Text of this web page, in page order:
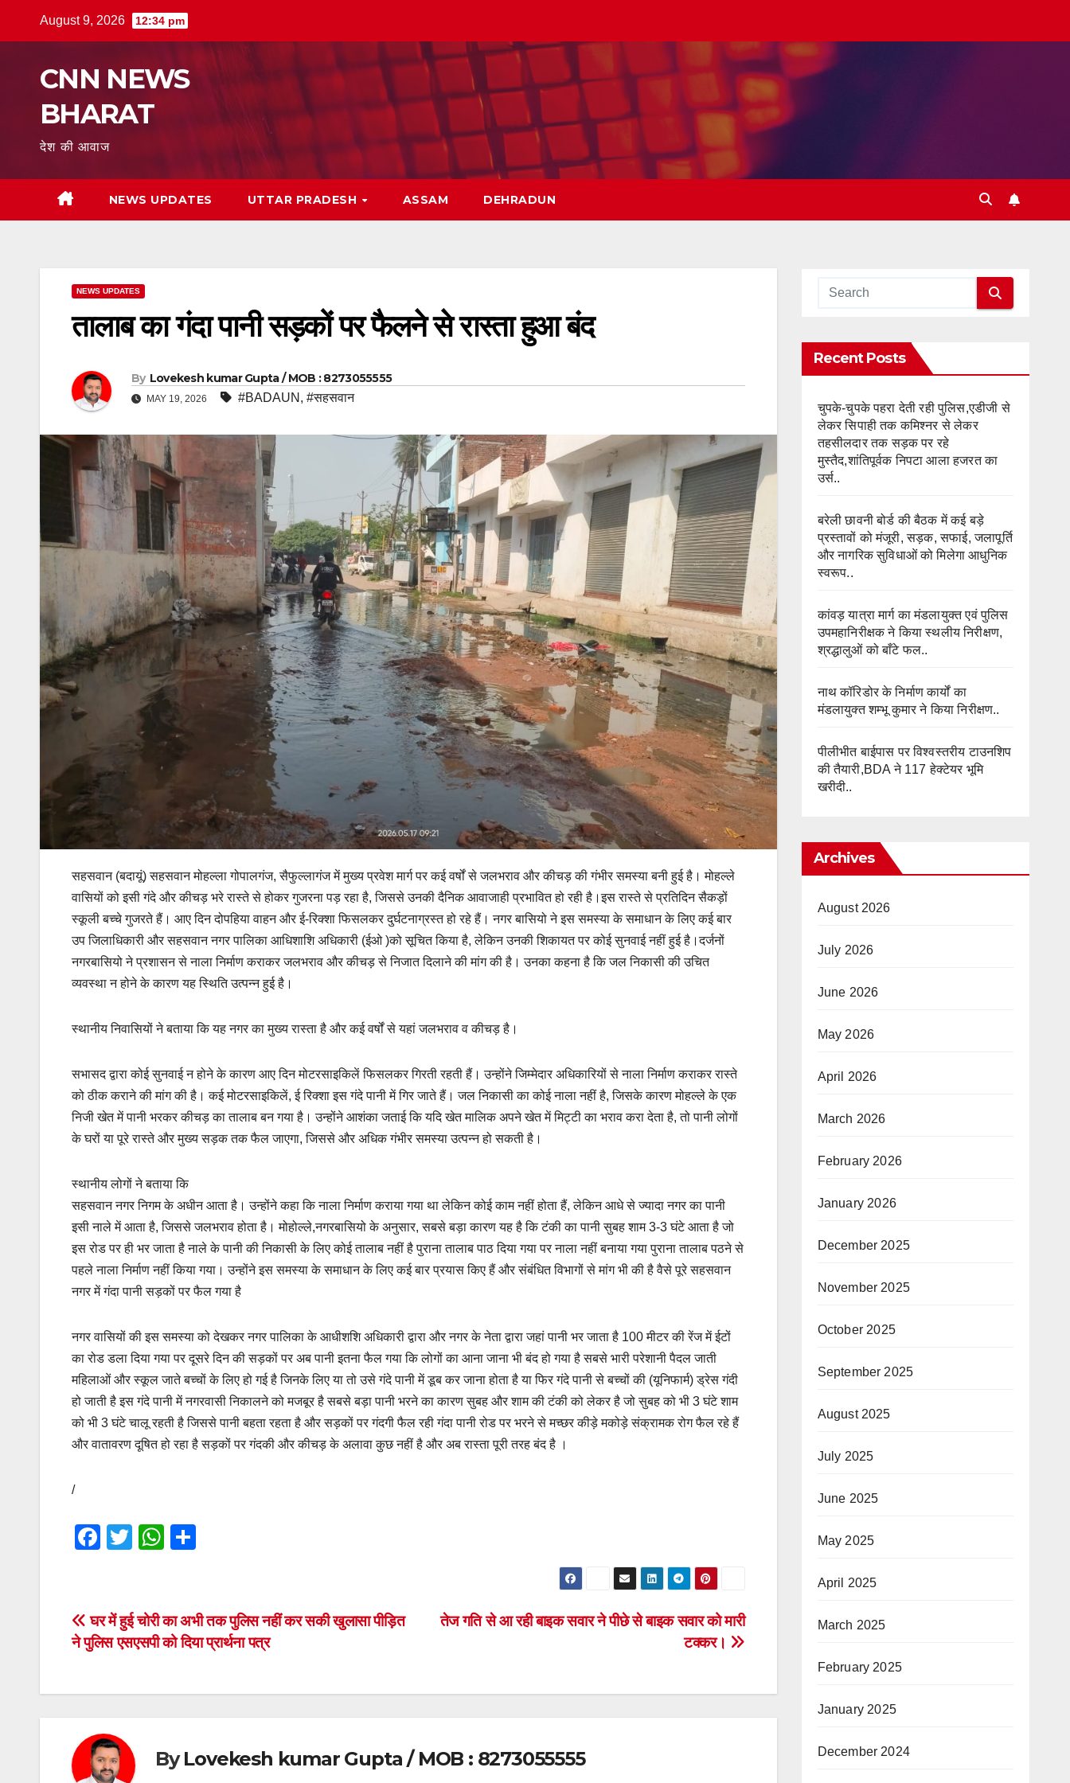
August 9, 2026 12:34 pm
CNN NEWS
BHARAT
देश की आवाज
NEWS UPDATES UTTAR PRADESH ASSAM DEHRADUN
NEWS UPDATES
तालाब का गंदा पानी सड़कों पर फैलने से रास्ता हुआ बंद
By Lovekesh kumar Gupta / MOB : 8273055555
MAY 19, 2026 #BADAUN , #सहसवान
सहसवान (बदायूं) सहसवान मोहल्ला गोपालगंज, सैफुल्लागंज में मुख्य प्रवेश मार्ग पर कई वर्षों से जलभराव और कीचड़ की गंभीर समस्या बनी हुई है। मोहल्ले
वासियों को इसी गंदे और कीचड़ भरे रास्ते से होकर गुजरना पड़ रहा है, जिससे उनकी दैनिक आवाजाही प्रभावित हो रही है।इस रास्ते से प्रतिदिन सैकड़ों
स्कूली बच्चे गुजरते हैं। आए दिन दोपहिया वाहन और ई-रिक्शा फिसलकर दुर्घटनाग्रस्त हो रहे हैं। नगर बासियो ने इस समस्या के समाधान के लिए कई बार
उप जिलाधिकारी और सहसवान नगर पालिका आधिशाशि अधिकारी (ईओ )को सूचित किया है, लेकिन उनकी शिकायत पर कोई सुनवाई नहीं हुई है।दर्जनों
नगरबासियो ने प्रशासन से नाला निर्माण कराकर जलभराव और कीचड़ से निजात दिलाने की मांग की है। उनका कहना है कि जल निकासी की उचित
व्यवस्था न होने के कारण यह स्थिति उत्पन्न हुई है।
स्थानीय निवासियों ने बताया कि यह नगर का मुख्य रास्ता है और कई वर्षों से यहां जलभराव व कीचड़ है।
सभासद द्वारा कोई सुनवाई न होने के कारण आए दिन मोटरसाइकिलें फिसलकर गिरती रहती हैं। उन्होंने जिम्मेदार अधिकारियों से नाला निर्माण कराकर रास्ते
को ठीक कराने की मांग की है। कई मोटरसाइकिलें, ई रिक्शा इस गंदे पानी में गिर जाते हैं। जल निकासी का कोई नाला नहीं है, जिसके कारण मोहल्ले के एक
निजी खेत में पानी भरकर कीचड़ का तालाब बन गया है। उन्होंने आशंका जताई कि यदि खेत मालिक अपने खेत में मिट्टी का भराव करा देता है, तो पानी लोगों
के घरों या पूरे रास्ते और मुख्य सड़क तक फैल जाएगा, जिससे और अधिक गंभीर समस्या उत्पन्न हो सकती है।
स्थानीय लोगों ने बताया कि
सहसवान नगर निगम के अधीन आता है। उन्होंने कहा कि नाला निर्माण कराया गया था लेकिन कोई काम नहीं होता हैं, लेकिन आधे से ज्यादा नगर का पानी
इसी नाले में आता है, जिससे जलभराव होता है। मोहोल्ले,नगरबासियो के अनुसार, सबसे बड़ा कारण यह है कि टंकी का पानी सुबह शाम 3-3 घंटे आता है जो
इस रोड पर ही भर जाता है नाले के पानी की निकासी के लिए कोई तालाब नहीं है पुराना तालाब पाठ दिया गया पर नाला नहीं बनाया गया पुराना तालाब पठने से
पहले नाला निर्माण नहीं किया गया। उन्होंने इस समस्या के समाधान के लिए कई बार प्रयास किए हैं और संबंधित विभागों से मांग भी की है वैसे पूरे सहसवान
नगर में गंदा पानी सड़कों पर फैल गया है
नगर वासियों की इस समस्या को देखकर नगर पालिका के आधीशशि अधिकारी द्वारा और नगर के नेता द्वारा जहां पानी भर जाता है 100 मीटर की रेंज में ईटों
का रोड डला दिया गया पर दूसरे दिन की सड़कों पर अब पानी इतना फैल गया कि लोगों का आना जाना भी बंद हो गया है सबसे भारी परेशानी पैदल जाती
महिलाओं और स्कूल जाते बच्चों के लिए हो गई है जिनके लिए या तो उसे गंदे पानी में डूब कर जाना होता है या फिर गंदे पानी से बच्चों की (यूनिफार्म) ड्रेस गंदी
हो जाती है इस गंदे पानी में नगरवासी निकालने को मजबूर है सबसे बड़ा पानी भरने का कारण सुबह और शाम की टंकी को लेकर है जो सुबह को भी 3 घंटे शाम
को भी 3 घंटे चालू रहती है जिससे पानी बहता रहता है और सड़कों पर गंदगी फैल रही गंदा पानी रोड पर भरने से मच्छर कीड़े मकोड़े संक्रामक रोग फैल रहे हैं
और वातावरण दूषित हो रहा है सड़कों पर गंदकी और कीचड़ के अलावा कुछ नहीं है और अब रास्ता पूरी तरह बंद है ।
/
F
e
b
o
T
er
W
s
A
p
e
Post
navigation
तेज गति से आ रही बाइक सवार ने पीछे से बाइक सवार को मारी
टक्कर।
घर में हुई चोरी का अभी तक पुलिस नहीं कर सकी खुलासा पीड़ित
ने पुलिस एसएसपी को दिया प्रार्थना पत्र
ByLovekesh kumar Gupta / MOB : 8273055555
Recent Posts
चुपके-चुपके पहरा देती रही पुलिस,एडीजी से
लेकर सिपाही तक कमिश्नर से लेकर
तहसीलदार तक सड़क पर रहे
मुस्तैद,शांतिपूर्वक निपटा आला हजरत का
उर्स..
बरेली छावनी बोर्ड की बैठक में कई बड़े
प्रस्तावों को मंजूरी, सड़क, सफाई, जलापूर्ति
और नागरिक सुविधाओं को मिलेगा आधुनिक
स्वरूप..
कांवड़ यात्रा मार्ग का मंडलायुक्त एवं पुलिस
उपमहानिरीक्षक ने किया स्थलीय निरीक्षण,
श्रद्धालुओं को बाँटे फल..
नाथ कॉरिडोर के निर्माण कार्यों का
मंडलायुक्त शम्भू कुमार ने किया निरीक्षण..
पीलीभीत बाईपास पर विश्वस्तरीय टाउनशिप
की तैयारी,BDA ने 117 हेक्टेयर भूमि
खरीदी..
Archives
August 2026
July 2026
June 2026
May 2026
April 2026
March 2026
February 2026
January 2026
December 2025
November 2025
October 2025
September 2025
August 2025
July 2025
June 2025
May 2025
April 2025
March 2025
February 2025
January 2025
December 2024